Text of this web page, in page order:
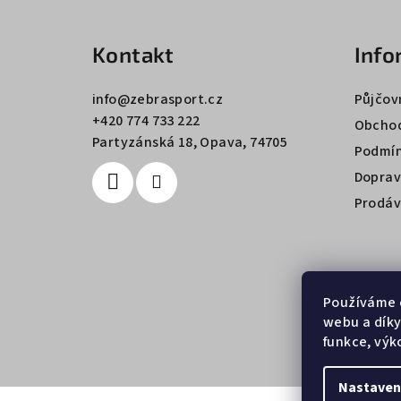
webu a
funkce,
Kontakt
info@zebrasport.cz
+420 774 733 222
Partyzánská 18, Opava, 74705